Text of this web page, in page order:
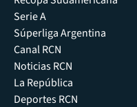
Serie A
Súperliga Argentina
Canal RCN
Noticias RCN
La República
Deportes RCN